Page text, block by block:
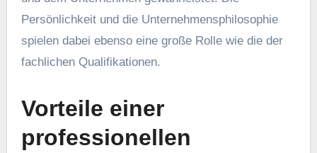
Persönlichkeit und die Unternehmensphilosophie
spielen dabei ebenso eine große Rolle wie die der
fachlichen Qualifikationen.
Vorteile einer
professionellen